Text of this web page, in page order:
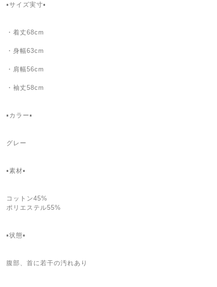
▪サイズ実寸▪
・着丈68cm
・身幅63cm
・肩幅56cm
・袖丈58cm
▪カラー▪
グレー
▪素材▪
コットン45%
ポリエステル55%
▪状態▪
腹部、首に若干の汚れあり